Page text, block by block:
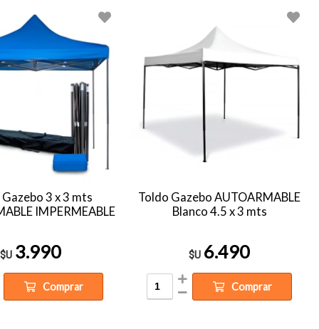
3 x 3 mts
IMPERMEABLE
$U 3.990
Comprar
Toldo Gazebo AUTOARMABLE
Blanco 4.5 x 3 mts
$U 6.490
Comprar